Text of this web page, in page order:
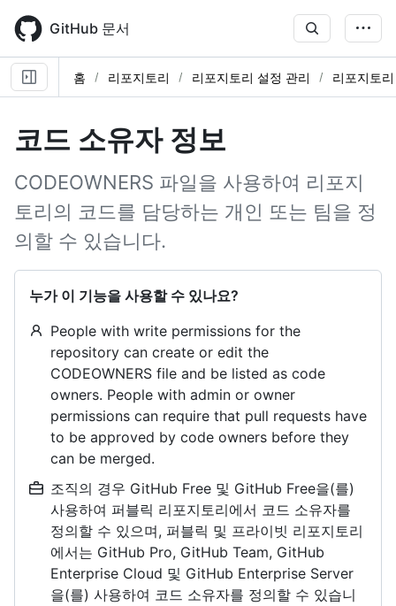
main
content
GitHub 문서
홈 리포지토리 리포지토리 설정 관리 리포지토
코드 소유자 정보
CODEOWNERS 파일을 사용하여 리포지
토리의 코드를 담당하는 개인 또는 팀을 정
의할 수 있습니다.
누가 이 기능을 사용할 수 있나요?
People with write permissions for the
repository can create or edit the
CODEOWNERS file and be listed as code
owners. People with admin or owner
permissions can require that pull requests have
to be approved by code owners before they
can be merged.
조직의 경우 GitHub Free 및 GitHub Free을(를)
사용하여 퍼블릭 리포지토리에서 코드 소유자를
정의할 수 있으며, 퍼블릭 및 프라이빗 리포지토리
에서는 GitHub Pro, GitHub Team, GitHub
Enterprise Cloud 및 GitHub Enterprise Server
을(를) 사용하여 코드 소유자를 정의할 수 있습니